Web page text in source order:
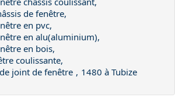
de fenêtre,
en pvc,
en alu(aluminium),
en bois,
coulissante,
joint de fenêtre , 1480 à Tubize